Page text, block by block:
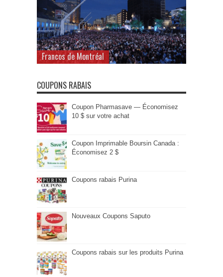
Francos de Montréal
COUPONS RABAIS
Coupon Pharmasave — Économisez
10 $ sur votre achat
Coupon Imprimable Boursin Canada :
Économisez 2 $
Coupons rabais Purina
Nouveaux Coupons Saputo
Coupons rabais sur les produits Purina